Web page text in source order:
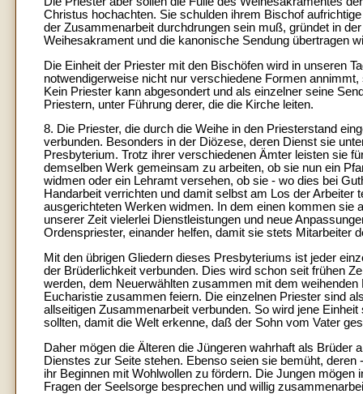
Christus hochachten. Sie schulden ihrem Bischof
der Zusammenarbeit durchdrungen sein muß, gründet in
Weihesakrament und die kanonische Sendung übertragen
Die Einheit der Priester mit den Bischöfen wird in unseren
notwendigerweise nicht nur verschiedene Formen
Kein Priester kann abgesondert und als einzelner seine
Priestern, unter Führung derer, die die Kirche leiten.
8. Die Priester, die durch die Weihe in den Priesterstand
verbunden. Besonders in der Diözese, deren Dienst sie
Presbyterium. Trotz ihrer verschiedenen Ämter leisten sie
demselben Werk gemeinsam zu arbeiten, ob sie nun ein
widmen oder ein Lehramt versehen, ob sie - wo dies bei
Handarbeit verrichten und damit selbst am Los der
ausgerichteten Werken widmen. In dem einen kommen sie
unserer Zeit vielerlei Dienstleistungen und neue
Ordenspriester, einander helfen, damit sie stets Mitarbeiter
Mit den übrigen Gliedern dieses Presbyteriums ist jeder
der Brüderlichkeit verbunden. Dies wird schon seit frühen
werden, dem Neuerwählten zusammen mit dem
Eucharistie zusammen feiern. Die einzelnen Priester sind
allseitigen Zusammenarbeit verbunden. So wird jene
sollten, damit die Welt erkenne, daß der Sohn vom Vater
Daher mögen die Älteren die Jüngeren wahrhaft als Brüder
Dienstes zur Seite stehen. Ebenso seien sie bemüht,
ihr Beginnen mit Wohlwollen zu fördern. Die Jungen
Fragen der Seelsorge besprechen und willig